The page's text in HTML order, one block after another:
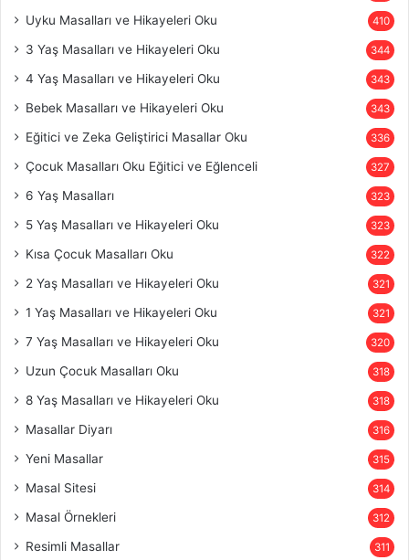
Uyku Masalları ve Hikayeleri Oku 410
3 Yaş Masalları ve Hikayeleri Oku 344
4 Yaş Masalları ve Hikayeleri Oku 343
Bebek Masalları ve Hikayeleri Oku 343
Eğitici ve Zeka Geliştirici Masallar Oku 336
Çocuk Masalları Oku Eğitici ve Eğlenceli 327
6 Yaş Masalları 323
5 Yaş Masalları ve Hikayeleri Oku 323
Kısa Çocuk Masalları Oku 322
2 Yaş Masalları ve Hikayeleri Oku 321
1 Yaş Masalları ve Hikayeleri Oku 321
7 Yaş Masalları ve Hikayeleri Oku 320
Uzun Çocuk Masalları Oku 318
8 Yaş Masalları ve Hikayeleri Oku 318
Masallar Diyarı 316
Yeni Masallar 315
Masal Sitesi 314
Masal Örnekleri 312
Resimli Masallar 311